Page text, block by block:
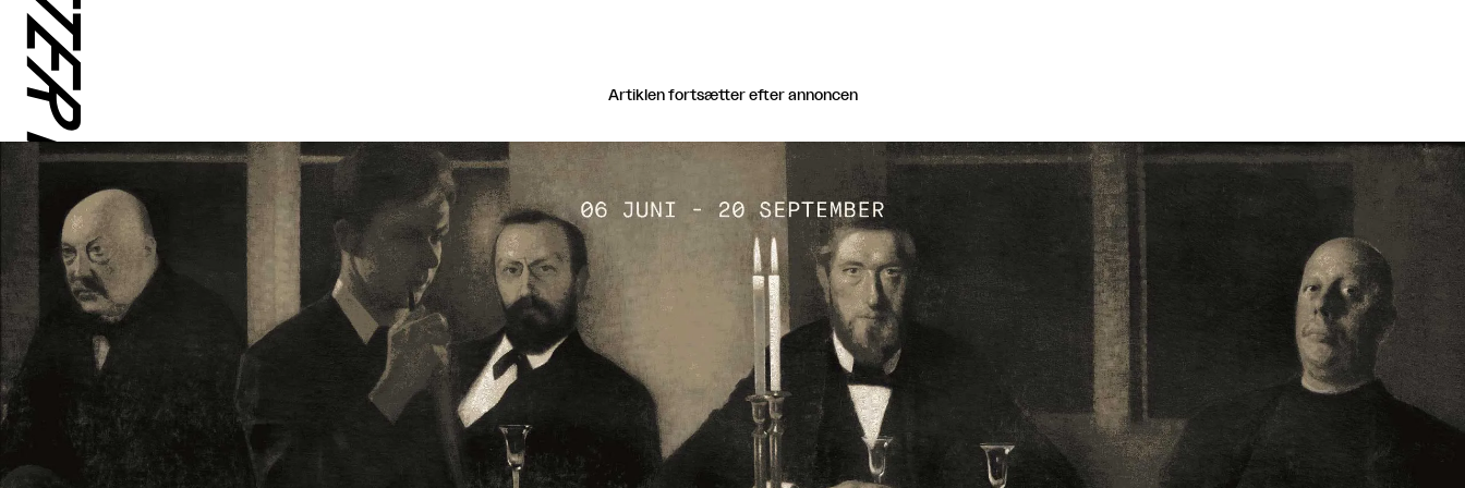
Artiklen fortsætter efter annoncen